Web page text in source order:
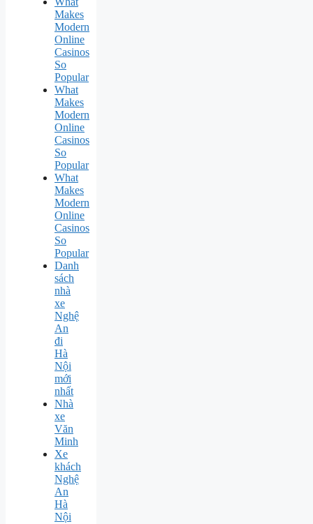
Makes
Modern
Online
Casinos
So
Popular
What
Makes
Modern
Online
Casinos
So
Popular
What
Makes
Modern
Online
Casinos
So
Popular
Danh
sách
nhà
xe
Nghệ
An
đi
Hà
Nội
mới
nhất
Nhà
xe
Văn
Minh
Xe
khách
Nghệ
An
Hà
Nội